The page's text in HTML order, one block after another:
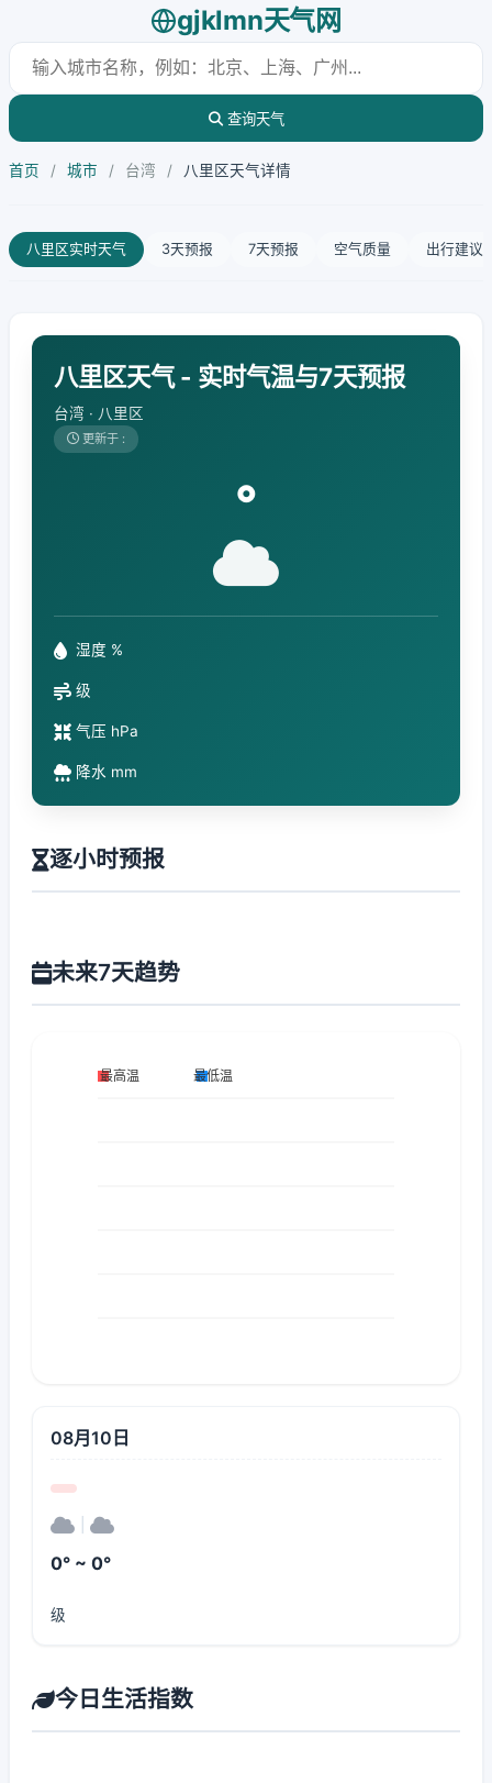
gjklmn天气网
查询天气
首页 / 城市 / 台湾 / 八里区天气详情
八里区实时天气 3天预报 7天预报 空气质量 出行建议
八里区天气 - 实时气温与7天预报
台湾 · 八里区
更新于 :
°
湿度 %
级
气压 hPa
降水 mm
逐小时预报
未来7天趋势
08月10日
0° ~ 0°
级
今日生活指数